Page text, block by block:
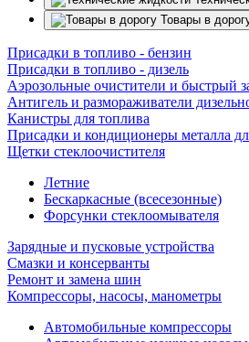
Товары в
Присадки в топливо - бензин
Присадки в топливо - дизель
Аэрозольные очистители и быстрый
Антигель и размораживатели
Канистры для топлива
Присадки и кондиционеры металла
Щетки стеклоочистителя
Летние
Бескаркасные (всесезонные)
Форсунки стеклоомывателя
Зарядные и пусковые устройства
Смазки и консерванты
Ремонт и замена шин
Компрессоры, насосы, манометры
Автомобильные компрессоры